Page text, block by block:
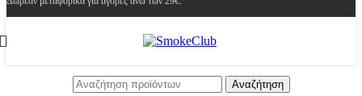
Αναζήτηση